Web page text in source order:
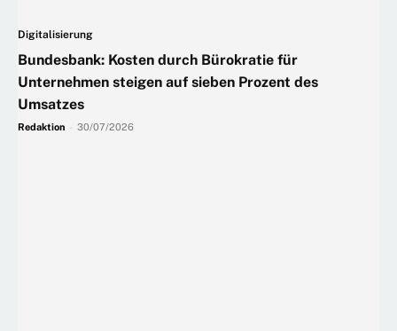
Digitalisierung
Bundesbank: Kosten durch Bürokratie für
Unternehmen steigen auf sieben Prozent des
Umsatzes
Redaktion 30/07/2026